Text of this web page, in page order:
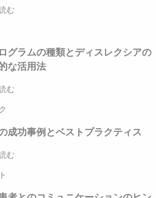
む
グラムの種類とディスレクシアの
な活用法
む
成功事例とベストプラクティス
む